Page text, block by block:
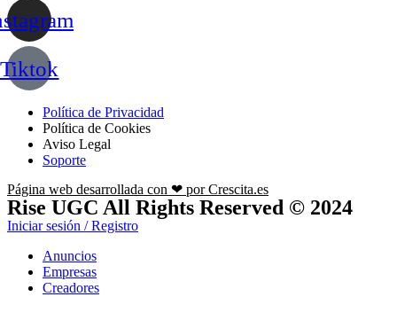
Tiktok
Política de Privacidad
Política de Cookies
Aviso Legal
Soporte
Página web desarrollada con ❤ por Crescita.es
Rise UGC All Rights Reserved © 2024
Iniciar sesión / Registro
Anuncios
Empresas
Creadores